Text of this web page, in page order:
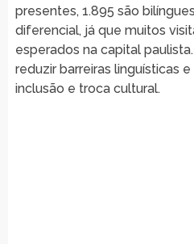
presentes, 1.895 são
diferencial, já que muitos
esperados na capital
reduzir barreiras linguísticas
inclusão e troca cultural.